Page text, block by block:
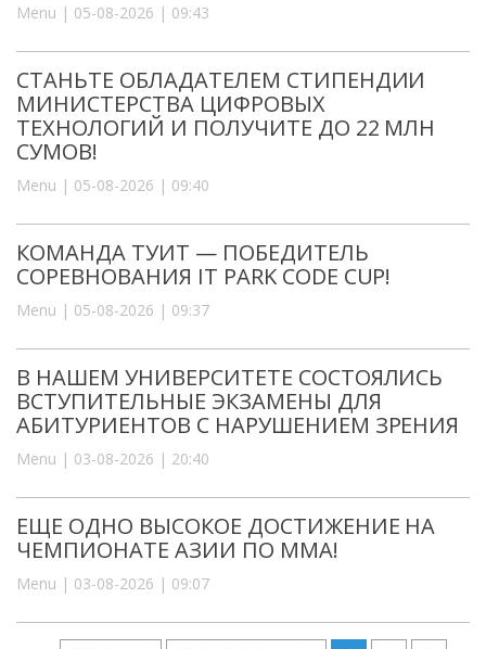
Menu | 05-08-2026 | 09:43
СТАНЬТЕ ОБЛАДАТЕЛЕМ СТИПЕНДИИ
МИНИСТЕРСТВА ЦИФРОВЫХ
ТЕХНОЛОГИЙ И ПОЛУЧИТЕ ДО 22 МЛН
СУМОВ!
Menu | 05-08-2026 | 09:40
КОМАНДА ТУИТ — ПОБЕДИТЕЛЬ
СОРЕВНОВАНИЯ IT PARK CODE CUP!
Menu | 05-08-2026 | 09:37
В НАШЕМ УНИВЕРСИТЕТЕ СОСТОЯЛИСЬ
ВСТУПИТЕЛЬНЫЕ ЭКЗАМЕНЫ ДЛЯ
АБИТУРИЕНТОВ С НАРУШЕНИЕМ ЗРЕНИЯ
Menu | 03-08-2026 | 20:40
ЕЩЕ ОДНО ВЫСОКОЕ ДОСТИЖЕНИЕ НА
ЧЕМПИОНАТЕ АЗИИ ПО ММА!
Menu | 03-08-2026 | 09:07